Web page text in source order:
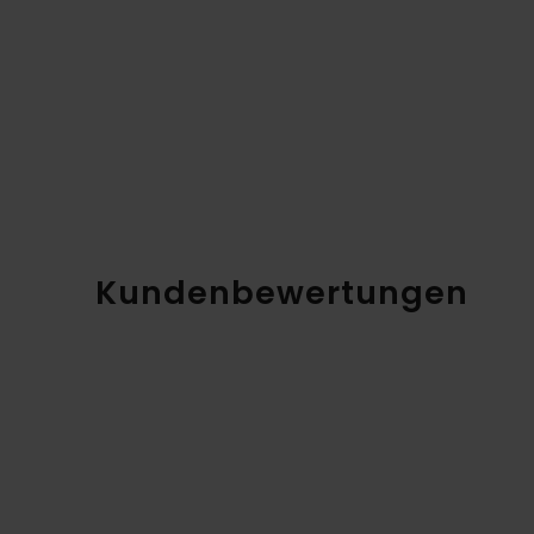
Kundenbewertungen